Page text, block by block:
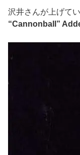
沢井さんが上げて
“Cannonball”